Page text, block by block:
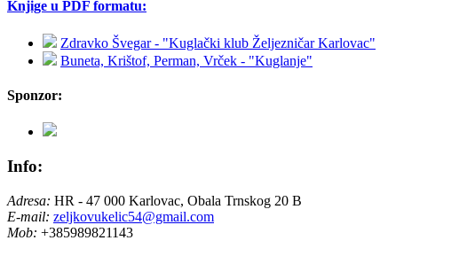
Knjige u PDF formatu:
Zdravko Švegar - "Kuglački klub Željezničar Karlovac"
Buneta, Krištof, Perman, Vrček - "Kuglanje"
Sponzor:
Info:
Adresa: HR - 47 000 Karlovac, Obala Trnskog 20 B
E-mail: zeljkovukelic54@gmail.com
Mob: +385989821143